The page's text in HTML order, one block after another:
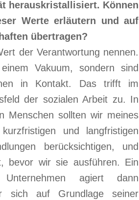
herauskristallisiert. Können
Werte erläutern und auf
übertragen?
der Verantwortung nennen.
Vakuum, sondern sind
in Kontakt. Das trifft im
der sozialen Arbeit zu. In
Menschen sollten wir meines
und langfristigen
berücksichtigen, und
bevor wir sie ausführen. Ein
agiert dann
sich auf Grundlage seiner